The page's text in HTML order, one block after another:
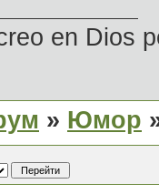
en Dios
» Юмор